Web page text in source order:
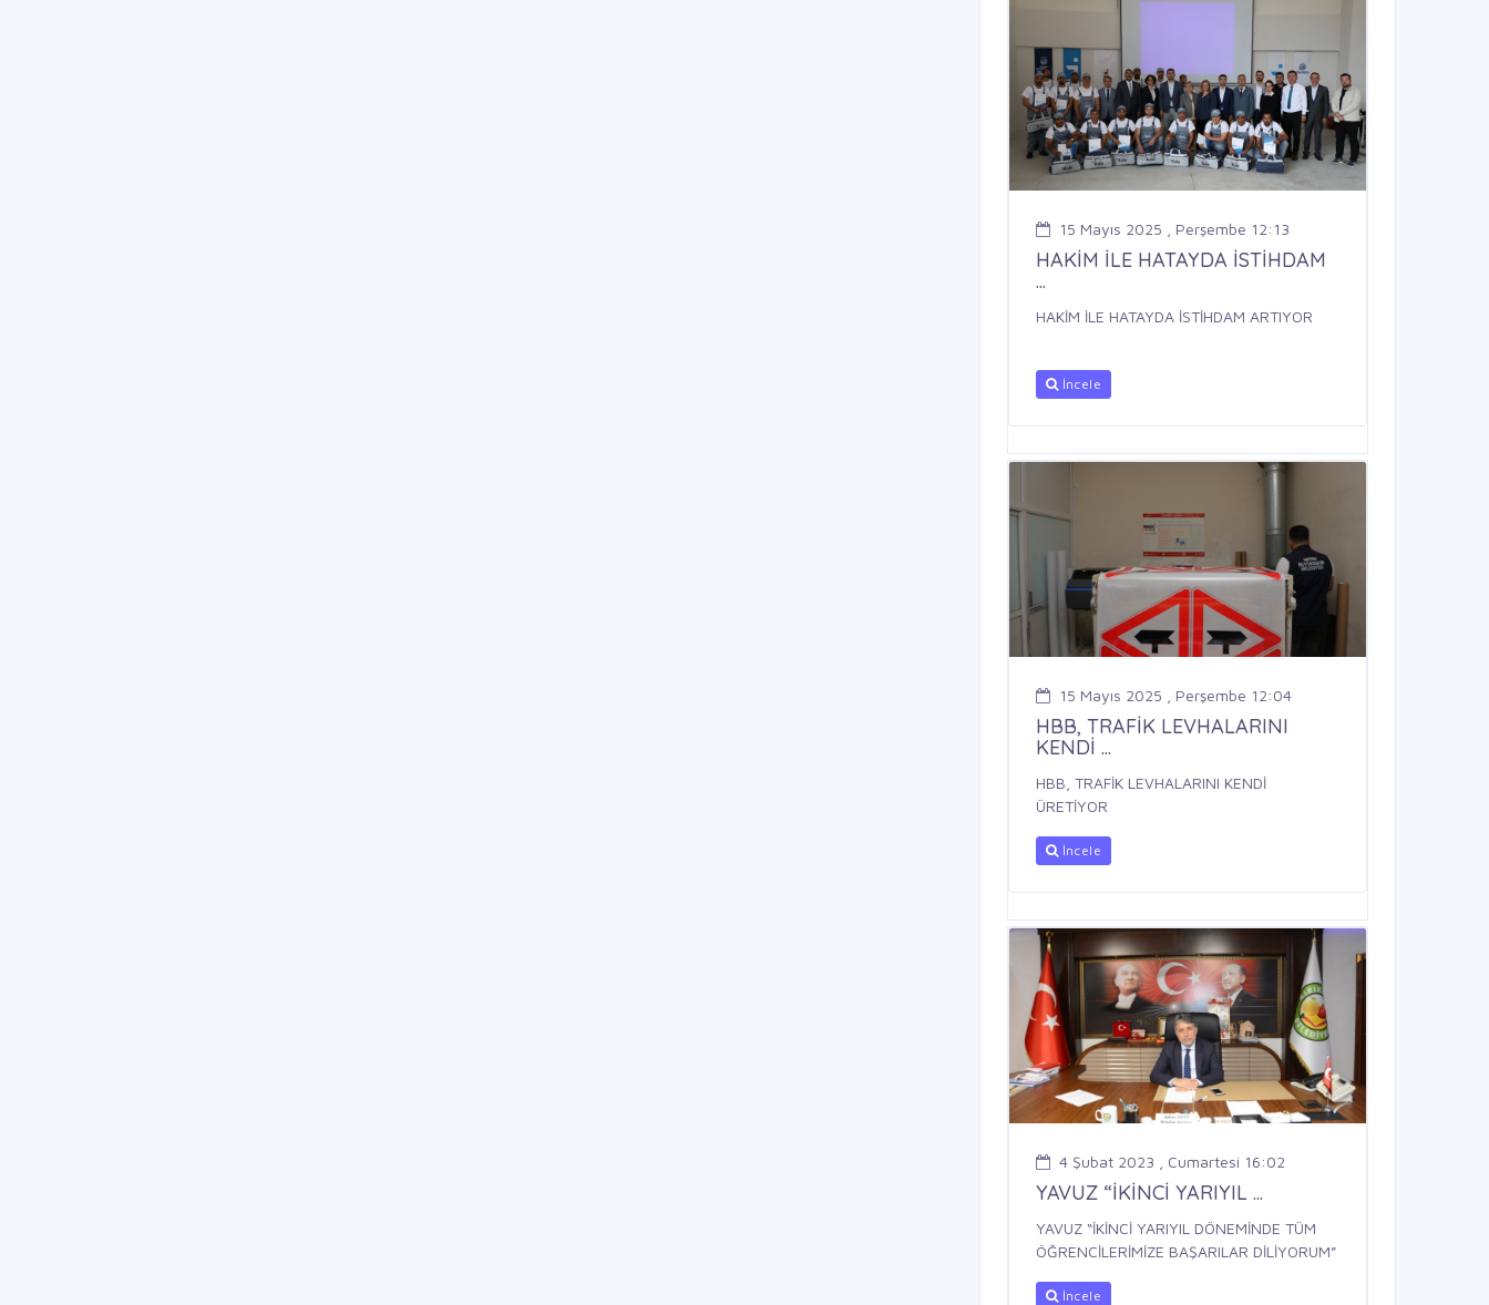
15 Mayıs 2025 , Perşembe 12:13
HAKİM İLE HATAYDA İSTİHDAM
...
HAKİM İLE HATAYDA İSTİHDAM ARTIYOR
İncele
15 Mayıs 2025 , Perşembe 12:04
HBB, TRAFİK LEVHALARINI
KENDİ ...
HBB, TRAFİK LEVHALARINI KENDİ
ÜRETİYOR
İncele
4 Şubat 2023 , Cumartesi 16:02
YAVUZ “İKİNCİ YARIYIL ...
YAVUZ “İKİNCİ YARIYIL DÖNEMİNDE TÜM
ÖĞRENCİLERİMİZE BAŞARILAR DİLİYORUM”
İncele